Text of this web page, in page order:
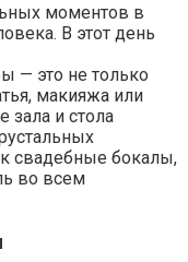
моментов в
В этот день
— это не только
макияжа или
зала и стола
свадебные бокалы,
во всем